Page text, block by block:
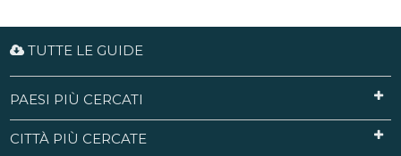
TUTTE LE GUIDE
PAESI PIÙ CERCATI
CITTÀ PIÙ CERCATE